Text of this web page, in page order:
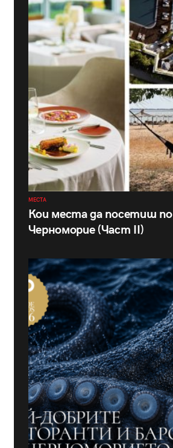
МЕСТА
Кои места да посетиш
Черноморие (Част II)